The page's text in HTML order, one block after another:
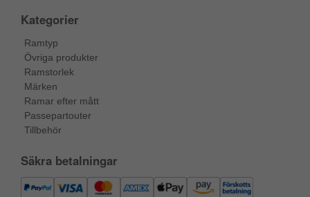
Kategorier
Ramtyp
Övriga produkter
Ramstorlek
Märken
Ramar efter mått
Passepartouter
Tillbehör
Säkra betalningar